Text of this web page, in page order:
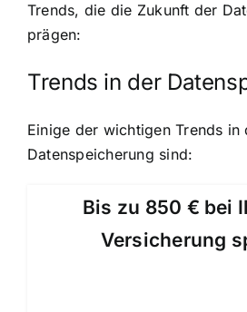
Trends, die die Zukunft der
prägen:
Trends in der
Einige der wichtigen Trends in
Datenspeicherung sind:
Bis zu 850 € bei
Versicherung